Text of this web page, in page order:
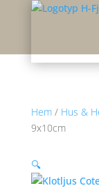
Hem/ Hus &
9x10cm
🔍